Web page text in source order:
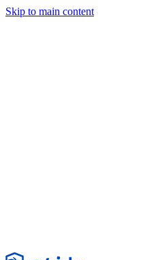
Skip to main content
Rejeitar